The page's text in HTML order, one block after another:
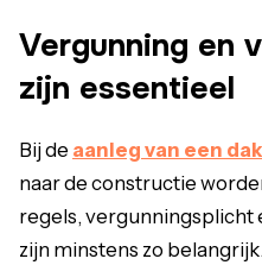
Vergunning en
zijn essentieel
Bij de aanleg van een
naar de constructie
regels,
zijn minstens zo